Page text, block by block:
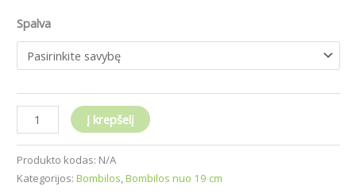
Spalva
Į krepšelį
Produkto kodas: N/A
Kategorijos: Bombilos,Bombilos nuo 19 cm